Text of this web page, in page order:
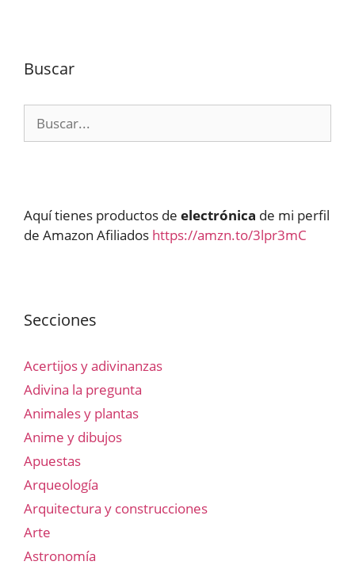
Buscar
Aquí tienes productos de electrónica de mi perfil
de Amazon Afiliados https://amzn.to/3lpr3mC
Secciones
Acertijos y adivinanzas
Adivina la pregunta
Animales y plantas
Anime y dibujos
Apuestas
Arqueología
Arquitectura y construcciones
Arte
Astronomía